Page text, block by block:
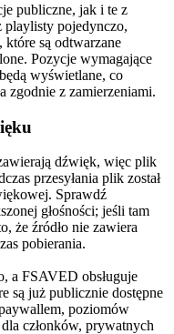
publiczne, jak i te z
playlisty pojedynczo,
które są odtwarzane
Pozycje wymagające
wyświetlane, co
zgodnie z zamierzeniami.
dźwięk, więc plik
przesyłania plik został
Sprawdź
głośności; jeśli tam
że źródło nie zawiera
pobierania.
a FSAVED obsługuje
są już publicznie dostępne
poziomów
członków, prywatnych